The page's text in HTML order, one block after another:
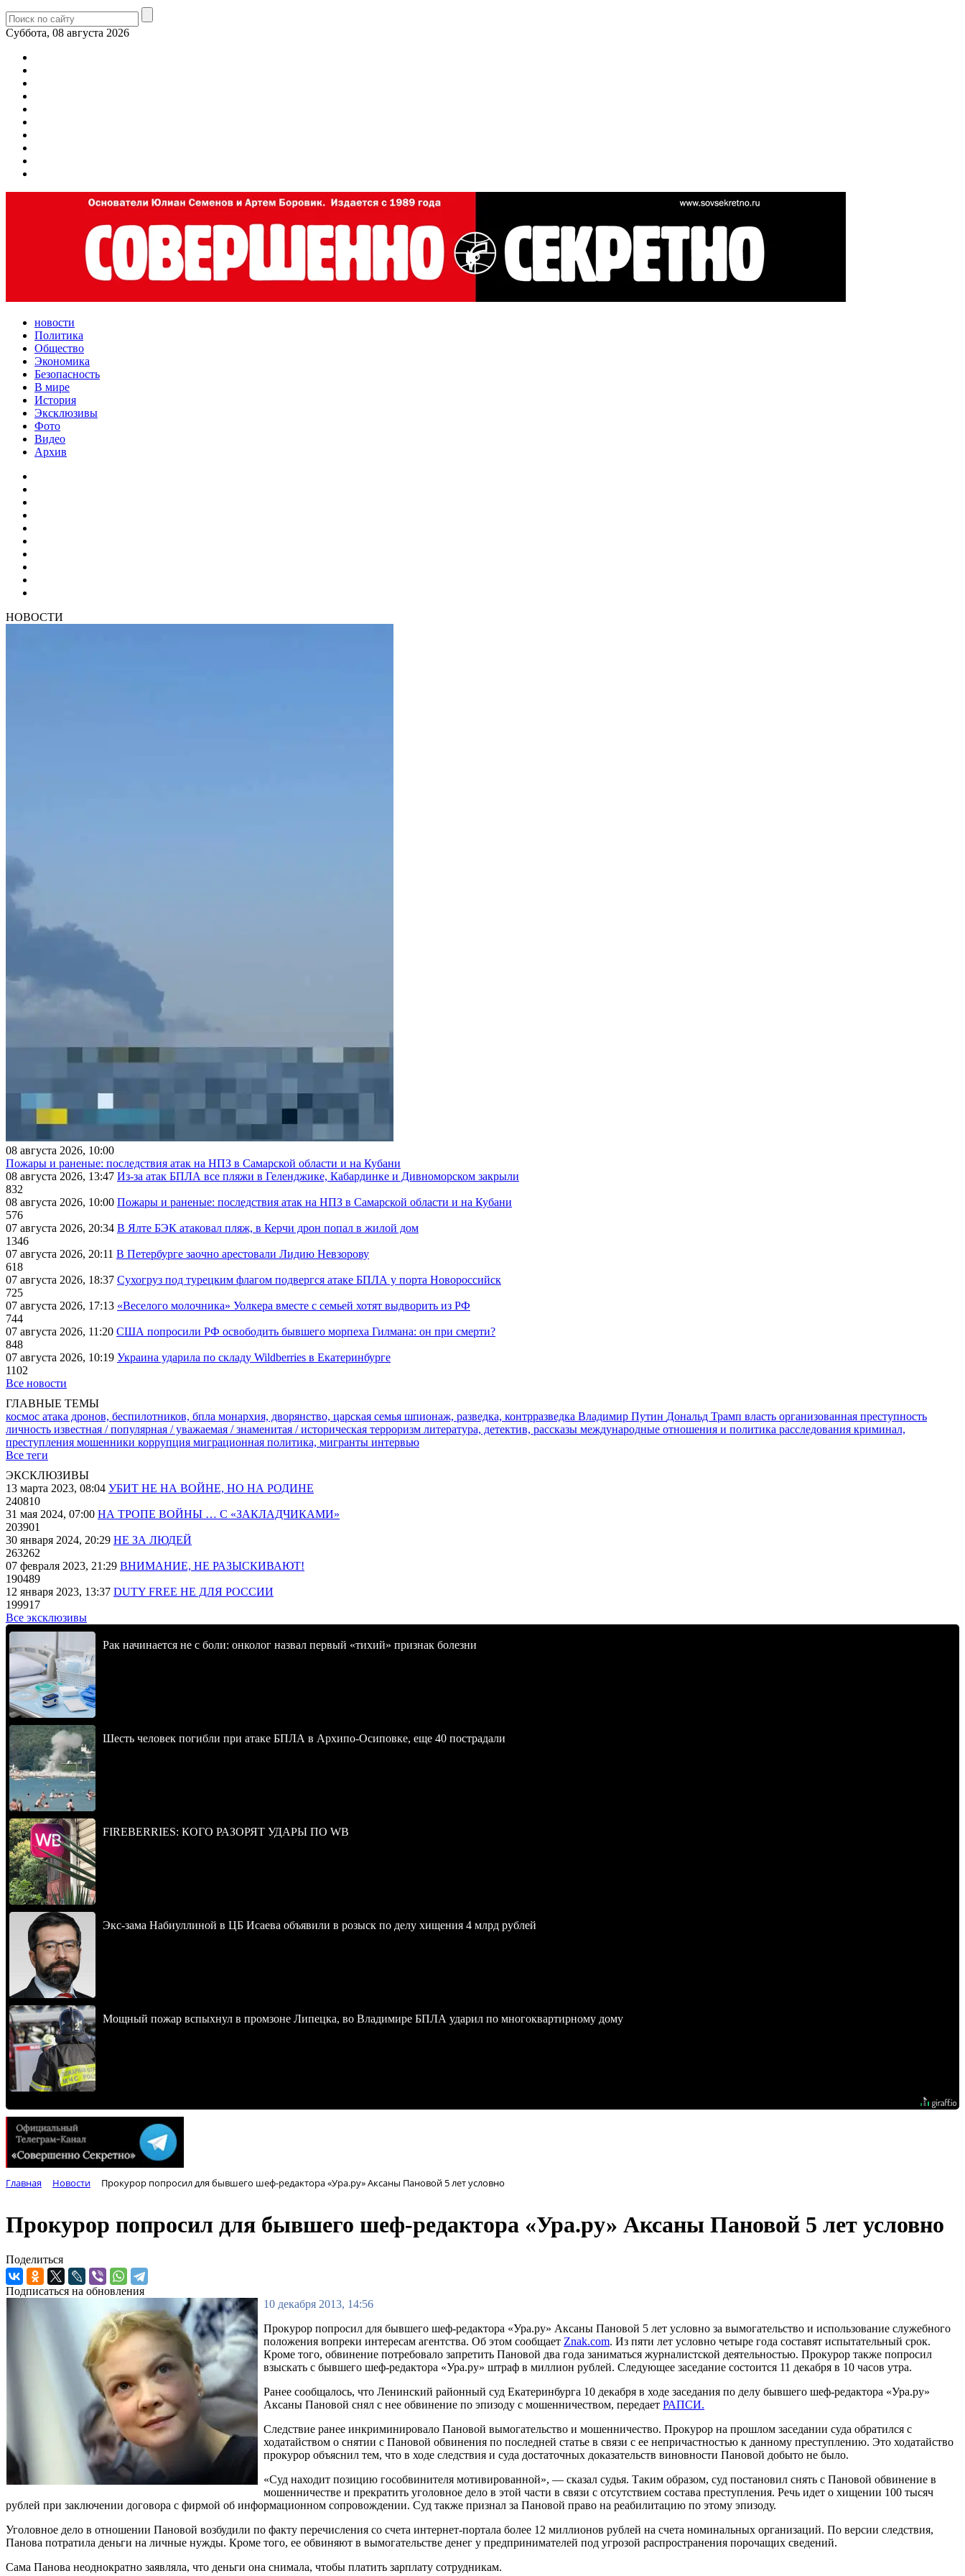
Суббота, 08 августа 2026
новости
Политика
Общество
Экономика
Безопасность
В мире
История
Эксклюзивы
Фото
Видео
Архив
НОВОСТИ
08 августа 2026, 10:00
Пожары и раненые: последствия атак на НПЗ в Самарской области и на Кубани
08 августа 2026, 13:47 Из-за атак БПЛА все пляжи в Геленджике, Кабардинке и Дивноморском закрыли
832
08 августа 2026, 10:00 Пожары и раненые: последствия атак на НПЗ в Самарской области и на Кубани
576
07 августа 2026, 20:34 В Ялте БЭК атаковал пляж, в Керчи дрон попал в жилой дом
1346
07 августа 2026, 20:11 В Петербурге заочно арестовали Лидию Невзорову
618
07 августа 2026, 18:37 Сухогруз под турецким флагом подвергся атаке БПЛА у порта Новороссийск
725
07 августа 2026, 17:13 «Веселого молочника» Уолкера вместе с семьей хотят выдворить из РФ
744
07 августа 2026, 11:20 США попросили РФ освободить бывшего морпеха Гилмана: он при смерти?
848
07 августа 2026, 10:19 Украина ударила по складу Wildberries в Екатеринбурге
1102
Все новости
ГЛАВНЫЕ ТЕМЫ
космос атака дронов, беспилотников, бпла монархия, дворянство, царская семья шпионаж, разведка, контрразведка Владимир Путин Дональд Трамп власть организованная преступность
личность известная / популярная / уважаемая / знаменитая / историческая терроризм литература, детектив, рассказы международные отношения и политика расследования криминал,
преступления мошенники коррупция миграционная политика, мигранты интервью
Все теги
ЭКСКЛЮЗИВЫ
13 марта 2023, 08:04 УБИТ НЕ НА ВОЙНЕ, НО НА РОДИНЕ
240810
31 мая 2024, 07:00 НА ТРОПЕ ВОЙНЫ … С «ЗАКЛАДЧИКАМИ»
203901
30 января 2024, 20:29 НЕ ЗА ЛЮДЕЙ
263262
07 февраля 2023, 21:29 ВНИМАНИЕ, НЕ РАЗЫСКИВАЮТ!
190489
12 января 2023, 13:37 DUTY FREE НЕ ДЛЯ РОССИИ
199917
Все эксклюзивы
Рак начинается не с боли: онколог назвал первый «тихий» признак болезни
Шесть человек погибли при атаке БПЛА в Архипо-Осиповке, еще 40 пострадали
FIREBERRIES: КОГО РАЗОРЯТ УДАРЫ ПО WB
Экс-зама Набиуллиной в ЦБ Исаева объявили в розыск по делу хищения 4 млрд рублей
Мощный пожар вспыхнул в промзоне Липецка, во Владимире БПЛА ударил по многоквартирному дому
Главная Новости Прокурор попросил для бывшего шеф-редактора «Ура.ру» Аксаны Пановой 5 лет условно
Прокурор попросил для бывшего шеф-редактора «Ура.ру» Аксаны Пановой 5 лет условно
Поделиться
Подписаться на обновления
10 декабря 2013, 14:56
Прокурор попросил для бывшего шеф-редактора «Ура.ру» Аксаны Пановой 5 лет условно за вымогательство и использование служебного
положения вопреки интересам агентства. Об этом сообщает Znak.com. Из пяти лет условно четыре года составят испытательный срок.
Кроме того, обвинение потребовало запретить Пановой два года заниматься журналистской деятельностью. Прокурор также попросил
взыскать с бывшего шеф-редактора «Ура.ру» штраф в миллион рублей. Следующее заседание состоится 11 декабря в 10 часов утра.
Ранее сообщалось, что Ленинский районный суд Екатеринбурга 10 декабря в ходе заседания по делу бывшего шеф-редактора «Ура.ру»
Аксаны Пановой снял с нее обвинение по эпизоду с мошенничеством, передает РАПСИ.
Следствие ранее инкриминировало Пановой вымогательство и мошенничество. Прокурор на прошлом заседании суда обратился с
ходатайством о снятии с Пановой обвинения по последней статье в связи с ее непричастностью к данному преступлению. Это ходатайство
прокурор объяснил тем, что в ходе следствия и суда достаточных доказательств виновности Пановой добыто не было.
«Суд находит позицию гособвинителя мотивированной», — сказал судья. Таким образом, суд постановил снять с Пановой обвинение в
мошенничестве и прекратить уголовное дело в этой части в связи с отсутствием состава преступления. Речь идет о хищении 100 тысяч
рублей при заключении договора с фирмой об информационном сопровождении. Суд также признал за Пановой право на реабилитацию по этому эпизоду.
Уголовное дело в отношении Пановой возбудили по факту перечисления со счета интернет-портала более 12 миллионов рублей на счета номинальных организаций. По версии следствия,
Панова потратила деньги на личные нужды. Кроме того, ее обвиняют в вымогательстве денег у предпринимателей под угрозой распространения порочащих сведений.
Сама Панова неоднократно заявляла, что деньги она снимала, чтобы платить зарплату сотрудникам.